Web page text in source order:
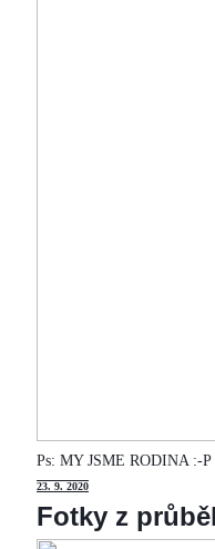
Ps: MY JSME RODINA :-P
23. 9. 2020
Fotky z